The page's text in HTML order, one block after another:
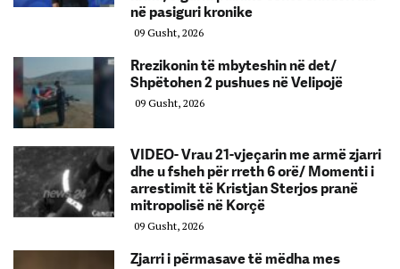
në pasiguri kronike
09 Gusht, 2026
Rrezikonin të mbyteshin në det/
Shpëtohen 2 pushues në Velipojë
09 Gusht, 2026
VIDEO- Vrau 21-vjeçarin me armë zjarri
dhe u fsheh për rreth 6 orë/ Momenti i
arrestimit të Kristjan Sterjos pranë
mitropolisë në Korçë
09 Gusht, 2026
Zjarri i përmasave të mëdha mes